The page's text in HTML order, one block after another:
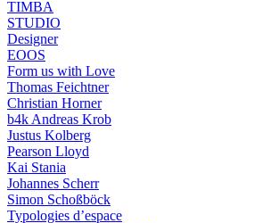
TIMBA
STUDIO
Designer
EOOS
Form us with Love
Thomas Feichtner
Christian Horner
b4k Andreas Krob
Justus Kolberg
Pearson Lloyd
Kai Stania
Johannes Scherr
Simon Schoßböck
Typologies d’espace